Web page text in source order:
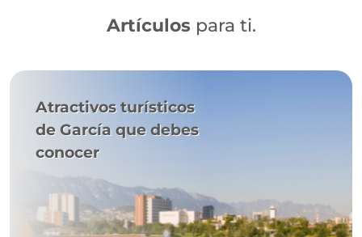
Artículos para ti.
Atractivos turísticos
de García que debes
conocer